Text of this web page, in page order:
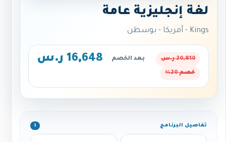
لغة إنجليزية عامة
Kings - أمريكا - بوسطن
20,810 ر.س بعد الخصم 16,648 ر.س
خصم 20%
تفاصيل البرنامج ℹ️